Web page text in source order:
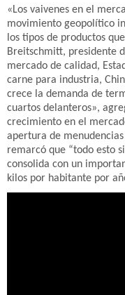
«Los vaivenes en el
movimiento geopolítico
los tipos de productos
Breitschmitt, presidente
mercado de calidad,
carne para industria,
crece la demanda de
cuartos delanteros»,
crecimiento en el
apertura de
remarcó que “todo esto
consolida con un
kilos por habitante por